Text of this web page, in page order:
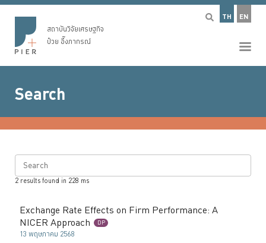
TH EN
สถาบันวิจัยเศรษฐกิจ
ป๋วย อึ๊งภากรณ์
Search
Search
2 results found in 228 ms
Exchange Rate Effects on Firm Performance: A
NICER Approach
DP
13 พฤษภาคม 2568